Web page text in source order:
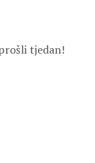
tjedan!